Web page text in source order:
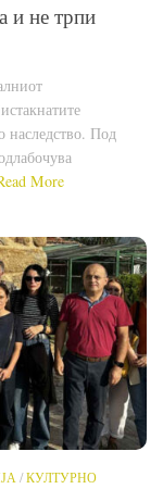
и не трпи
наследство. Под
More
/КУЛТУРНО